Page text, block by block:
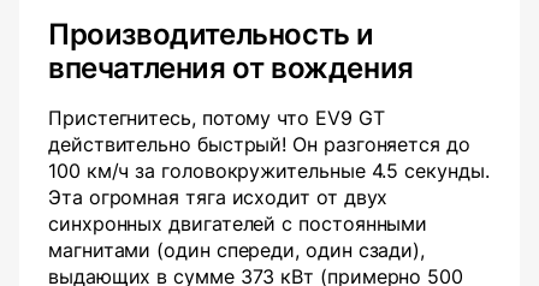
Производительность и
впечатления от вождения
Пристегнитесь, потому что EV9 GT
действительно быстрый! Он разгоняется до
100 км/ч за головокружительные 4.5 секунды.
Эта огромная тяга исходит от двух
синхронных двигателей с постоянными
магнитами (один спереди, один сзади),
выдающих в сумме 373 кВт (примерно 500